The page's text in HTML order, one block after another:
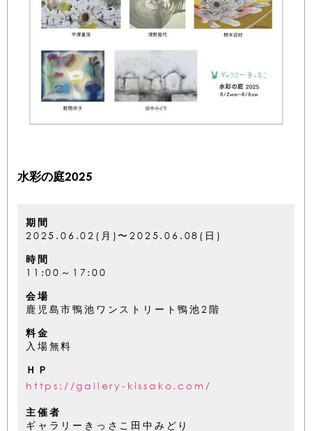
水彩の庭2025
期間
2025.06.02(月)〜2025.06.08(日)
時間
11:00～17:00
会場
鹿児島市鴨池ワンストリート鴨池2階
料金
入場無料
ＨＰ
https://gallery-kissako.com/
主催者
ギャラリーきっさこ田中みどり